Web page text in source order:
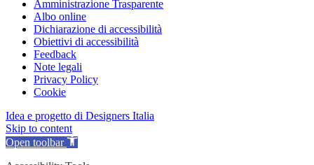
Amministrazione Trasparente
Albo online
Dichiarazione di accessibilità
Obiettivi di accessibilità
Feedback
Note legali
Privacy Policy
Cookie
Idea e progetto di Designers Italia
Skip to content
Open toolbar